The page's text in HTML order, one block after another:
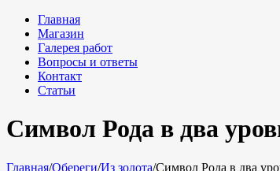
Главная
Магазин
Галерея работ
Вопросы и ответы
Контакт
Статьи
Символ Рода в два
Главная/Обереги/Из золота/Символ Рода в два